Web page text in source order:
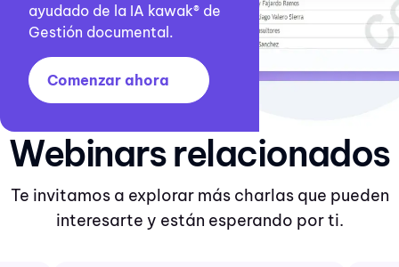
ayudado de la IA kawak® de
Gestión documental.
Comenzar ahora
Webinars relacionados
Te invitamos a explorar más charlas que pueden
interesarte y están esperando por ti.